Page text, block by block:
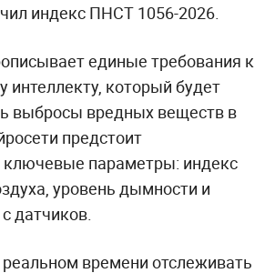
индекс ПНСТ 1056-2026.
единые требования к
интеллекту, который будет
выбросы вредных веществ в
предстоит
ключевые параметры: индекс
уровень дымности и
датчиков.
реальном времени отслеживать